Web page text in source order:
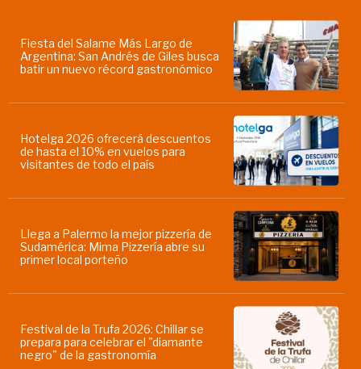
Fiesta del Salame Más Largo de
Argentina: San Andrés de Giles busca
batir un nuevo récord gastronómico
Hotelga 2026 ofrecerá descuentos
de hasta el 10% en vuelos para
visitantes de todo el país
Llega a Palermo la mejor pizzería de
Sudamérica: Mima Pizzería abre su
primer local porteño
Festival de la Trufa 2026: Chillar se
prepara para celebrar el "diamante
negro" de la gastronomía